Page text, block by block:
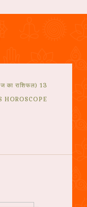
का राशिफल) 13
HOROSCOPE